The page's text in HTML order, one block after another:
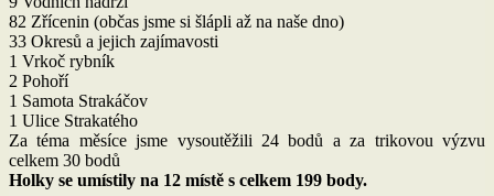
82 Zřícenin (občas jsme si šlápli až na naše dno)
33 Okresů a jejich zajímavosti
1 Vrkoč rybník
2 Pohoří
1 Samota Strakáčov
1 Ulice Strakatého
Za téma měsíce jsme vysoutěžili 24 bodů a za trikovou výzvu
celkem 30 bodů
Holky se umístily na 12 místě s celkem 199 body.